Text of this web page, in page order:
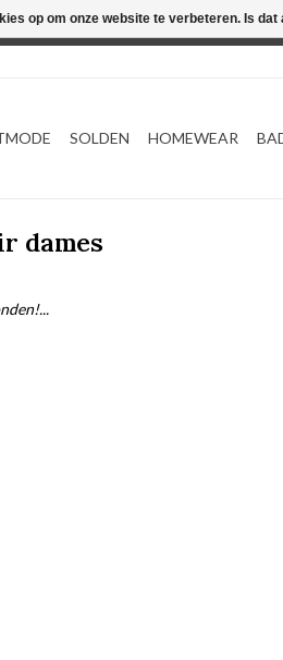
SOLDEN HOMEWEAR
dames
op om onze website te verbeteren. Is dat
Webshop werkt met